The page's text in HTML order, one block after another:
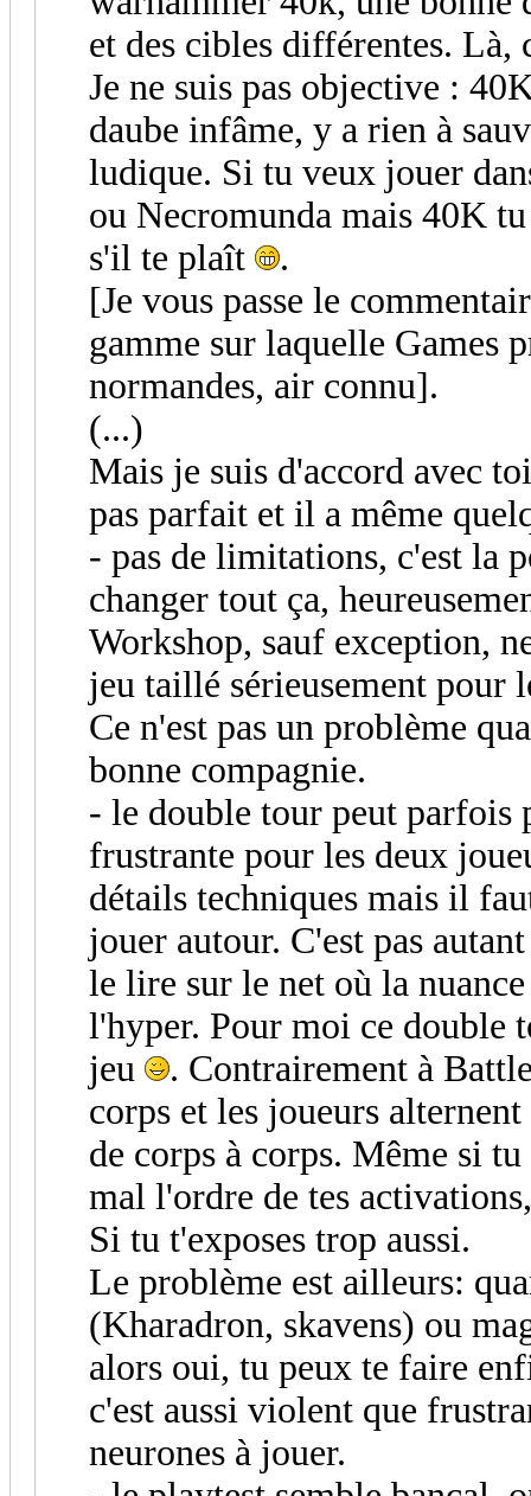
et des cibles différentes. Là,
Je ne suis pas objective :
daube infâme, y a rien à
ludique. Si tu veux jouer
ou Necromunda mais 40K
s'il te plaît
.
[Je vous passe le
gamme sur laquelle Games
normandes, air connu].
(...)
Mais je suis d'accord avec
pas parfait et il a même
- pas de limitations, c'est la
changer tout ça,
Workshop, sauf exception,
jeu taillé sérieusement pour
Ce n'est pas un problème
bonne compagnie.
- le double tour peut parfois
frustrante pour les deux
détails techniques mais il
jouer autour. C'est pas
le lire sur le net où la
l'hyper. Pour moi ce double
jeu
. Contrairement à
corps et les joueurs
de corps à corps. Même si
mal l'ordre de tes
Si tu t'exposes trop aussi.
Le problème est ailleurs:
(Kharadron, skavens) ou
alors oui, tu peux te faire
c'est aussi violent que
neurones à jouer.